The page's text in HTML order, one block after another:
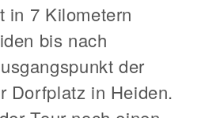
in 7 Kilometern
bis nach
der
Dorfplatz in Heiden.